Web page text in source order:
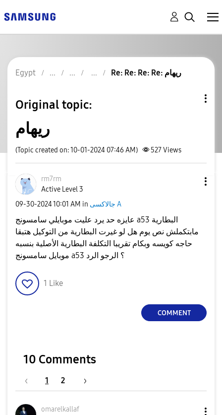
Egypt Re: Re: Re: Re: ريهام
Original topic:
ريهام
(Topic created on: 10-01-2024 07:46 AM) 527Views
rm7rm
Active Level 3
‎09-30-202410:01 AM in جالاكسى A
عايزه حد يرد عليت موبايلي سامسونج a53 البطارية
مابتكملش نص يوم هل لو غيرت البطارية من التوكيل هتبقا
حاجه كويسه وبكام تقريبا التكلفة البطارية الأصلية بنسبه
1 Like
COMMENT
10 Comments
1 2
omarelkallaf